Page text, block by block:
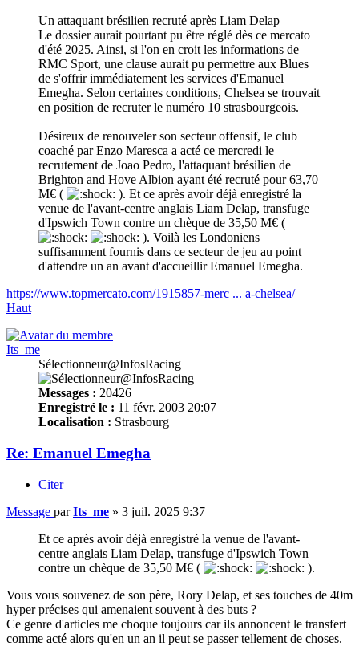
Un attaquant brésilien recruté après Liam Delap
Le dossier aurait pourtant pu être réglé dès ce mercato
d'été 2025. Ainsi, si l'on en croit les informations de
RMC Sport, une clause aurait pu permettre aux Blues
de s'offrir immédiatement les services d'Emanuel
Emegha. Selon certaines conditions, Chelsea se trouvait
en position de recruter le numéro 10 strasbourgeois.
Désireux de renouveler son secteur offensif, le club
coaché par Enzo Maresca a acté ce mercredi le
recrutement de Joao Pedro, l'attaquant brésilien de
Brighton and Hove Albion ayant été recruté pour 63,70
M€ (
). Et ce après avoir déjà enregistré la
venue de l'avant-centre anglais Liam Delap, transfuge
d'Ipswich Town contre un chèque de 35,50 M€ (
). Voilà les Londoniens
suffisamment fournis dans ce secteur de jeu au point
d'attendre un an avant d'accueillir Emanuel Emegha.
https://www.topmercato.com/1915857-merc ... a-chelsea/
Haut
Its_me
Sélectionneur@InfosRacing
Messages : 20426
Enregistré le : 11 févr. 2003 20:07
Localisation : Strasbourg
Re: Emanuel Emegha
Citer
Message parIts_me » 3 juil. 2025 9:37
Et ce après avoir déjà enregistré la venue de l'avant-
centre anglais Liam Delap, transfuge d'Ipswich Town
contre un chèque de 35,50 M€ (
).
Vous vous souvenez de son père, Rory Delap, et ses touches de 40m
hyper précises qui amenaient souvent à des buts ?
Ce genre d'articles me choque toujours car ils annoncent le transfert
comme acté alors qu'en un an il peut se passer tellement de choses.